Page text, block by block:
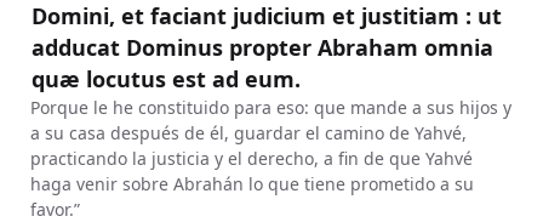
Domini, et faciant judicium et justitiam : ut
adducat Dominus propter Abraham omnia
quæ locutus est ad eum.
Porque le he constituido para eso: que mande a sus hijos y
a su casa después de él, guardar el camino de Yahvé,
practicando la justicia y el derecho, a fin de que Yahvé
haga venir sobre Abrahán lo que tiene prometido a su
favor.”